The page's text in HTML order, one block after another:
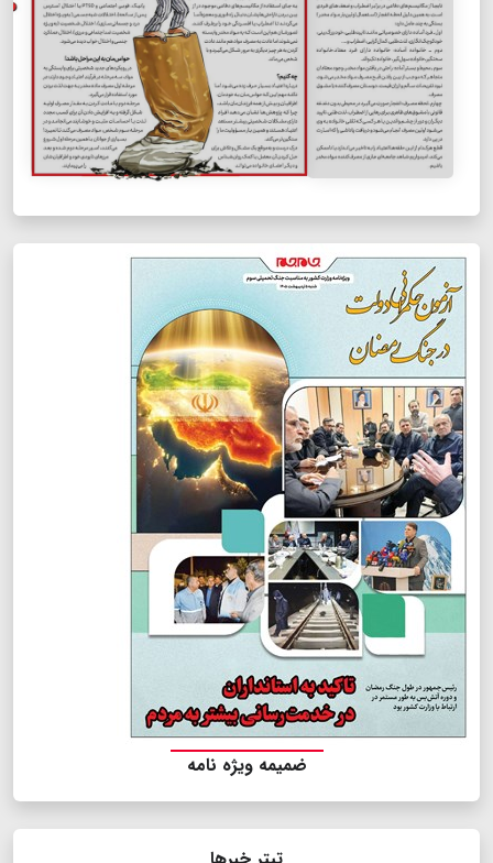
ضمیمه ویژه نامه